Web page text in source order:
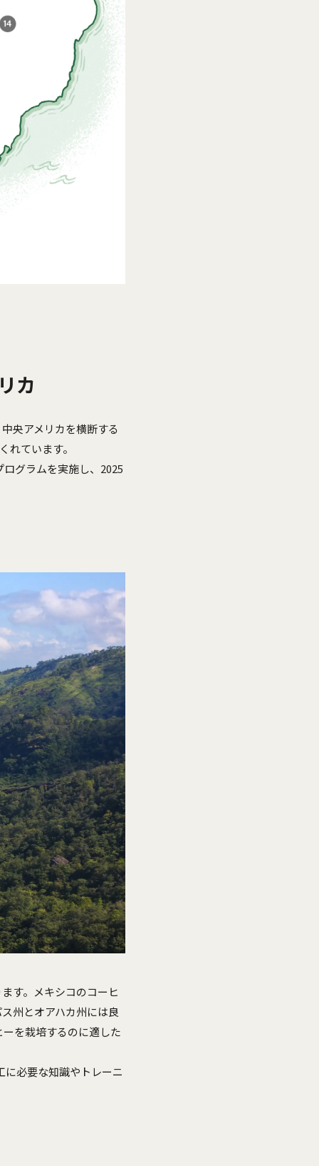
カ
央アメリカを横断する
れています。
グラムを実施し、2025
す。メキシコのコーヒ
州とオアハカ州には良
ーを栽培するのに適した
に必要な知識やトレーニ